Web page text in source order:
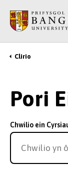
Prif
Gynnwys
Clirio
Pori
Chwilio ein